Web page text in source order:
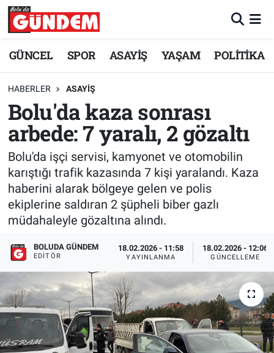
GÜNCEL SPOR ASAYİŞ YAŞAM POLİTİKA
HABERLER ASAYİŞ
Bolu'da kaza sonrası
arbede: 7 yaralı, 2 gözaltı
Bolu'da işçi servisi, kamyonet ve otomobilin
karıştığı trafik kazasında 7 kişi yaralandı. Kaza
haberini alarak bölgeye gelen ve polis
ekiplerine saldıran 2 şüpheli biber gazlı
müdahaleyle gözaltına alındı.
BOLUDA GÜNDEM
EDITÖR
18.02.2026 - 11:58
YAYINLANMA
18.02.2026 - 12:06
GÜNCELLEME
Merkez Nöbetçi Eczaneler
Merkez Trafik Yoğunluk Haritası
Süper Lig Puan Durumu ve Fikstür
Tüm Manşetler
Son Dakika Haberleri